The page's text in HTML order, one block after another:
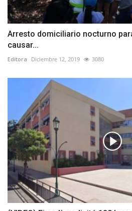
Arresto domiciliario nocturno
causar...
Editora Diciembre 12, 2019 3080